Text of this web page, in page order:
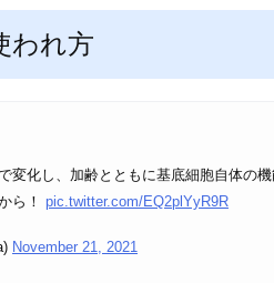
われ方
変化し、加齢とともに基底細胞自体の
ら！ pic.twitter.com/EQ2plYyR9R
November 21, 2021